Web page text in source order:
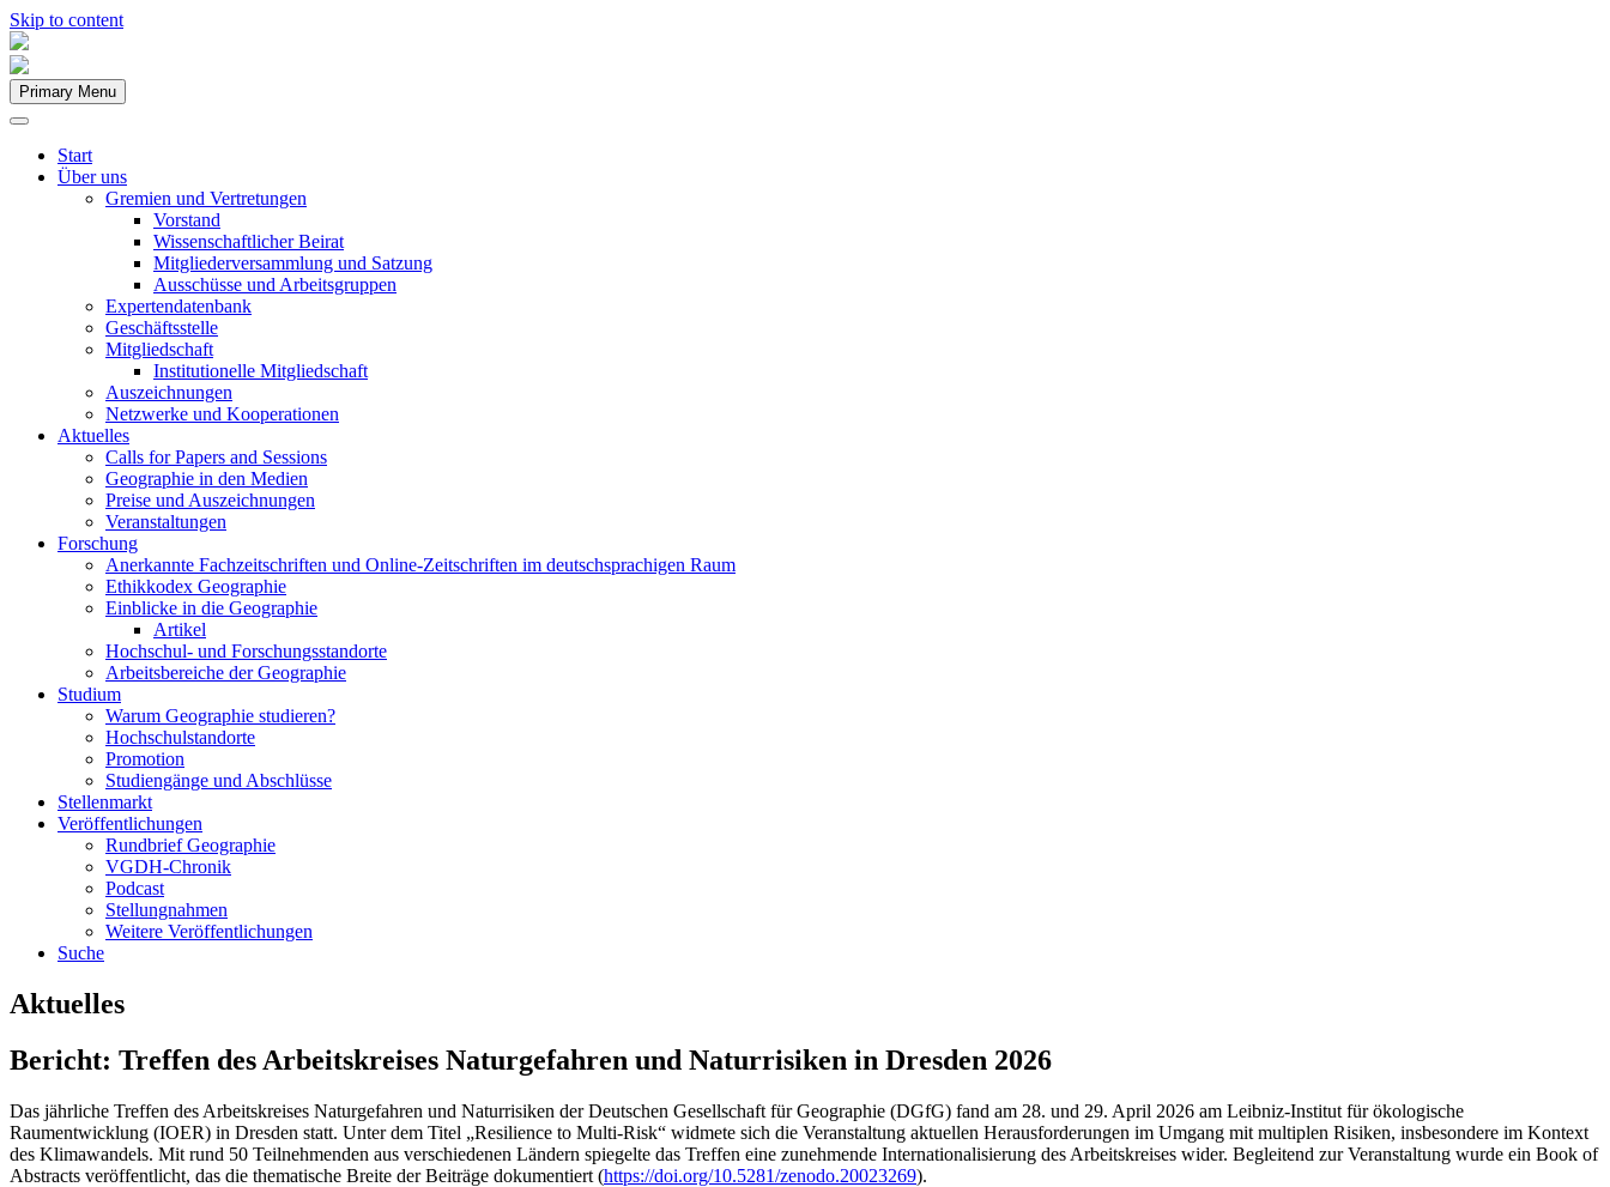
Skip to content
Primary Menu
Start
Über uns
Gremien und Vertretungen
Vorstand
Wissenschaftlicher Beirat
Mitgliederversammlung und Satzung
Ausschüsse und Arbeitsgruppen
Expertendatenbank
Geschäftsstelle
Mitgliedschaft
Institutionelle Mitgliedschaft
Auszeichnungen
Netzwerke und Kooperationen
Aktuelles
Calls for Papers and Sessions
Geographie in den Medien
Preise und Auszeichnungen
Veranstaltungen
Forschung
Anerkannte Fachzeitschriften und Online-Zeitschriften im deutschsprachigen Raum
Ethikkodex Geographie
Einblicke in die Geographie
Artikel
Hochschul- und Forschungsstandorte
Arbeitsbereiche der Geographie
Studium
Warum Geographie studieren?
Hochschulstandorte
Promotion
Studiengänge und Abschlüsse
Stellenmarkt
Veröffentlichungen
Rundbrief Geographie
VGDH-Chronik
Podcast
Stellungnahmen
Weitere Veröffentlichungen
Suche
Aktuelles
Bericht: Treffen des Arbeitskreises Naturgefahren und Naturrisiken in Dresden 2026
Das jährliche Treffen des Arbeitskreises Naturgefahren und Naturrisiken der Deutschen Gesellschaft für Geographie (DGfG) fand am 28. und 29. April 2026 am Leibniz-Institut für ökologische
Raumentwicklung (IOER) in Dresden statt. Unter dem Titel „Resilience to Multi-Risk“ widmete sich die Veranstaltung aktuellen Herausforderungen im Umgang mit multiplen Risiken, insbesondere im Kontext
des Klimawandels. Mit rund 50 Teilnehmenden aus verschiedenen Ländern spiegelte das Treffen eine zunehmende Internationalisierung des Arbeitskreises wider. Begleitend zur Veranstaltung wurde ein Book of
Abstracts veröffentlicht, das die thematische Breite der Beiträge dokumentiert (https://doi.org/10.5281/zenodo.20023269).